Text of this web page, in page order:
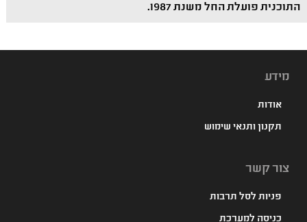
התוכנית פועלת החל משנת 1987.
מידע
אודות
תקנון ותנאי שימוש
צור קשר
פניות לסל תרבות
כניסה למערכת